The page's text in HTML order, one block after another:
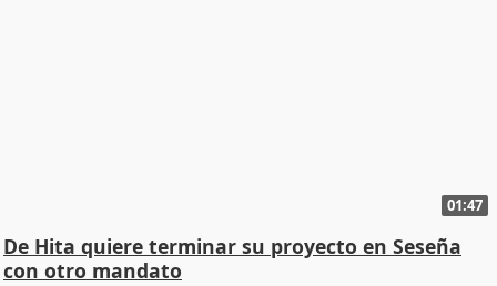
01:47
De Hita quiere terminar su proyecto en Seseña
con otro mandato